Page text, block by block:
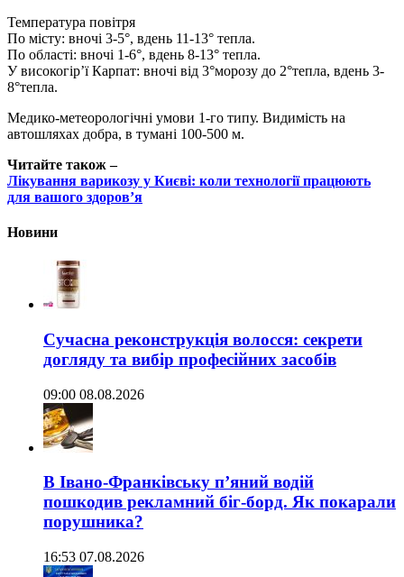
Температура повітря
По місту: вночі 3-5°, вдень 11-13° тепла.
По області: вночі 1-6°, вдень 8-13° тепла.
У високогір’ї Карпат: вночі від 3°морозу до 2°тепла, вдень 3-
8°тепла.
Медико-метеорологічні умови 1-го типу. Видимість на
автошляхах добра, в тумані 100-500 м.
Читайте також –
Лікування варикозу у Києві: коли технології працюють
для вашого здоров’я
Новини
Сучасна реконструкція волосся: секрети
догляду та вибір професійних засобів
09:00 08.08.2026
В Івано-Франківську п’яний водій
пошкодив рекламний біг-борд. Як покарали
порушника?
16:53 07.08.2026